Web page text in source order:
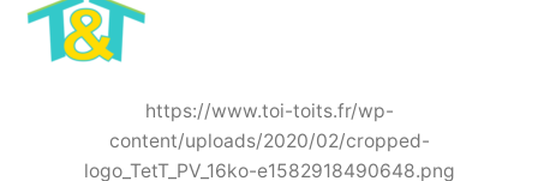
https://www.toi-toits.fr/wp-
content/uploads/2020/02/cropped-
logo_TetT_PV_16ko-e1582918490648.png